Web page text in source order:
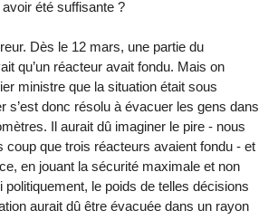
été suffisante ?
Dès le 12 mars, une partie du
qu’un réacteur avait fondu. Mais on
ministre que la situation était sous
s’est donc résolu à évacuer les gens dans
Il aurait dû imaginer le pire - nous
coup que trois réacteurs avaient fondu - et
en jouant la sécurité maximale et non
politiquement, le poids de telles décisions
aurait dû être évacuée dans un rayon